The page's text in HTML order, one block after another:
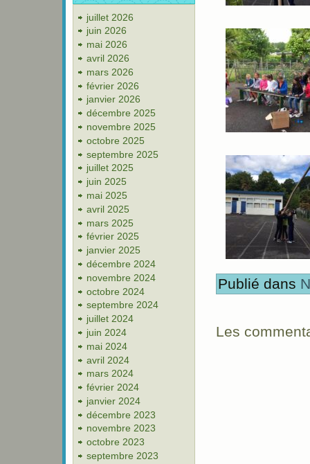
juillet 2026
juin 2026
mai 2026
avril 2026
mars 2026
février 2026
janvier 2026
décembre 2025
novembre 2025
octobre 2025
septembre 2025
juillet 2025
juin 2025
mai 2025
avril 2025
mars 2025
février 2025
janvier 2025
décembre 2024
novembre 2024
octobre 2024
septembre 2024
juillet 2024
juin 2024
mai 2024
avril 2024
mars 2024
février 2024
janvier 2024
décembre 2023
novembre 2023
octobre 2023
septembre 2023
Publié dans
Les